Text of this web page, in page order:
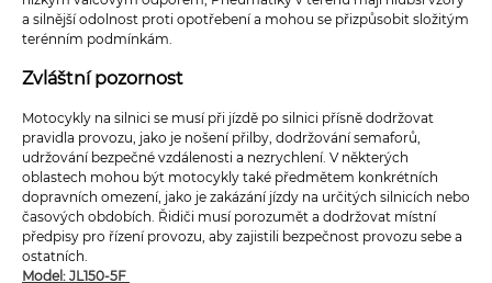
a silnější odolnost proti opotřebení a mohou se přizpůsobit složitým
terénním podmínkám.
Zvláštní pozornost
Motocykly na silnici se musí při jízdě po silnici přísně dodržovat
pravidla provozu, jako je nošení přilby, dodržování semaforů,
udržování bezpečné vzdálenosti a nezrychlení. V některých
oblastech mohou být motocykly také předmětem konkrétních
dopravních omezení, jako je zakázání jízdy na určitých silnicích nebo
časových obdobích. Řidiči musí porozumět a dodržovat místní
předpisy pro řízení provozu, aby zajistili bezpečnost provozu sebe a
ostatních.
Model: JL150-5F